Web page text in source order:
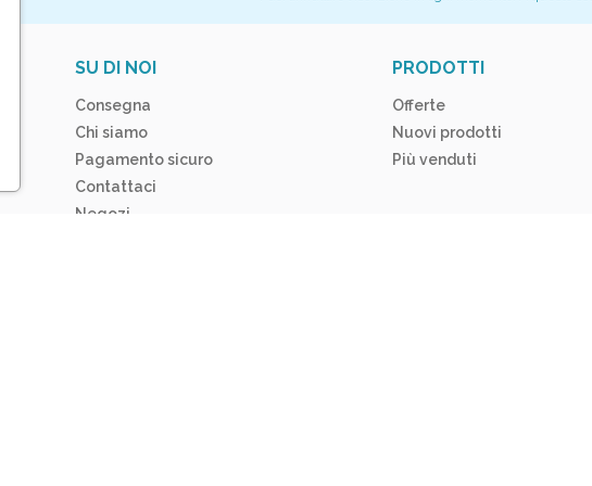
SU DI NOI
Consegna
Chi siamo
Pagamento sicuro
Contattaci
Negozi
PRODOTTI
Offerte
Nuovi prodotti
Più venduti